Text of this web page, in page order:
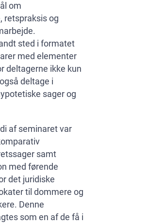
om
retspraksis og
sted i formatet
med elementer
deltagerne ikke kun
deltage i
sager og
af seminaret var
samt
med førende
det juridiske
til dommere og
Denne
som en af de få i